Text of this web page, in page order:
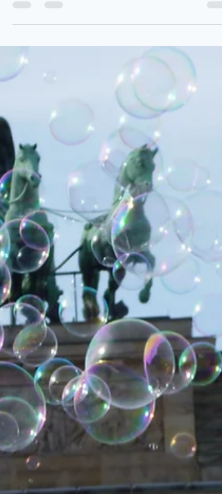
(KSG) von 2019 gefasst, der als sensationell...